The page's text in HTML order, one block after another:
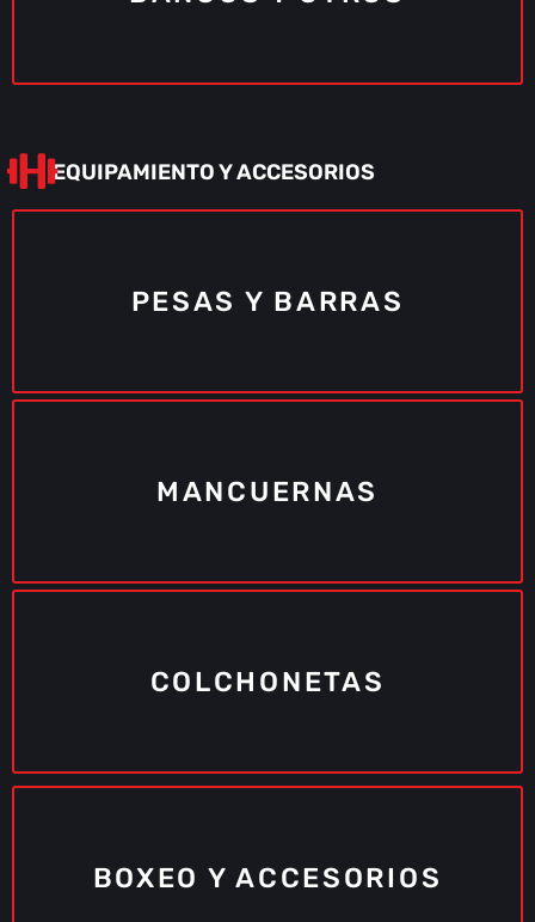
EQUIPAMIENTO Y ACCESORIOS
PESAS Y BARRAS
MANCUERNAS
COLCHONETAS
BOXEO Y ACCESORIOS